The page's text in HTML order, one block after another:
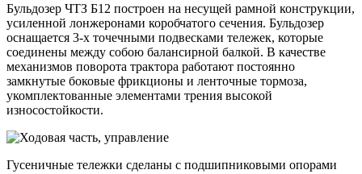
Бульдозер ЧТЗ Б12 построен на несущей рамной конструкции,
усиленной лонжеронами коробчатого сечения. Бульдозер
оснащается 3-х точечными подвесками тележек, которые
соединены между собою балансирной балкой. В качестве
механизмов поворота трактора работают постоянно
замкнутые боковые фрикционы и ленточные тормоза,
укомплектованные элементами трения высокой
износостойкости.
Гусеничные тележки сделаны с подшипниковыми опорами